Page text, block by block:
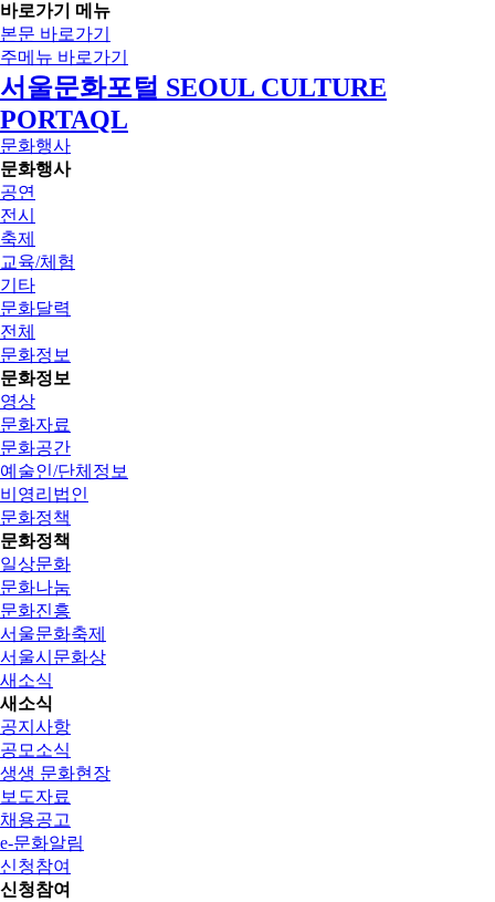
바로가기 메뉴
본문 바로가기
주메뉴 바로가기
서울문화포털 SEOUL CULTURE
PORTAQL
문화행사
문화행사
공연
전시
축제
교육/체험
기타
문화달력
전체
문화정보
문화정보
영상
문화자료
문화공간
예술인/단체정보
비영리법인
문화정책
문화정책
일상문화
문화나눔
문화진흥
서울문화축제
서울시문화상
새소식
새소식
공지사항
공모소식
생생 문화현장
보도자료
채용공고
e-문화알림
신청참여
신청참여